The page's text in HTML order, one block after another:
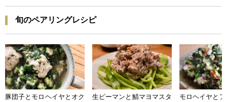
旬のペアリングレシピ
豚団子とモロヘイヤとオク
生ピーマンと鯖マヨマスタ
モロヘイヤと